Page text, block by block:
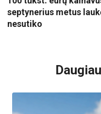
septynerius metus
nesutiko